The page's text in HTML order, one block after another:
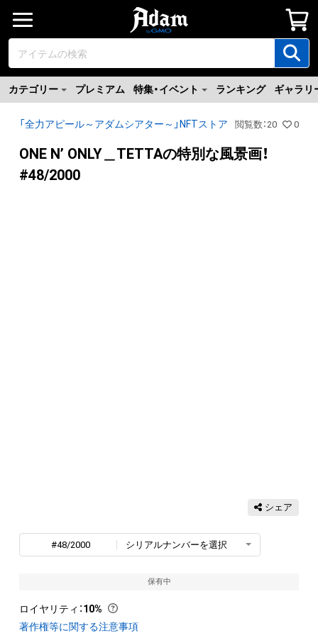
カテゴリー プレミアム 特集・イベント ランキング ギャラリ
「全力アピール～アダムシアター～」NFTストア 閲覧数 ：20 0
ONE N’ ONLY＿TETTAの特別な風景画！
#48/2000
シェア
#48/2000 シリアルナンバーを選択
保有中
ロイヤリティ ：10%
著作権等に関する注意事項